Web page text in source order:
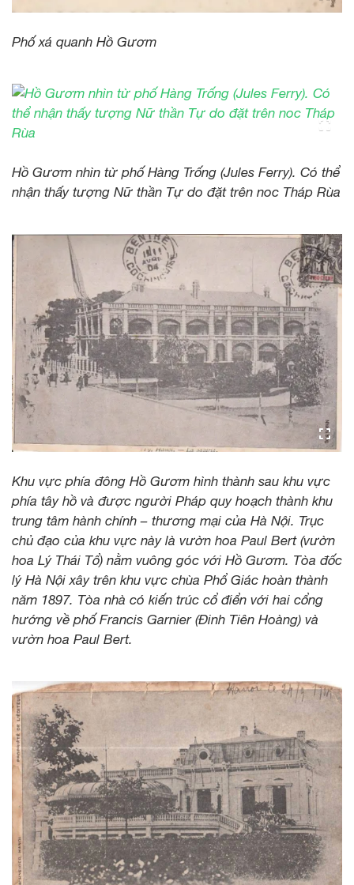
Phố xá quanh Hồ Gươm
Hồ Gươm nhìn từ phố Hàng Trống (Jules Ferry). Có thể
nhận thấy tượng Nữ thần Tự do đặt trên noc Tháp Rùa
Khu vực phía đông Hồ Gươm hình thành sau khu vực
phía tây hồ và được người Pháp quy hoạch thành khu
trung tâm hành chính – thương mại của Hà Nội. Trục
chủ đạo của khu vực này là vườn hoa Paul Bert (vườn
hoa Lý Thái Tổ) nằm vuông góc với Hồ Gươm. Tòa đốc
lý Hà Nội xây trên khu vực chùa Phổ Giác hoàn thành
năm 1897. Tòa nhà có kiến trúc cổ điển với hai cổng
hướng về phố Francis Garnier (Đinh Tiên Hoàng) và
vườn hoa Paul Bert.